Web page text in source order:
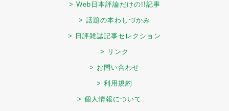
> Web日本評論だけの!!記事
> 話題の本わしづかみ
> 日評雑誌記事セレクション
> リンク
> お問い合わせ
> 利用規約
> 個人情報について